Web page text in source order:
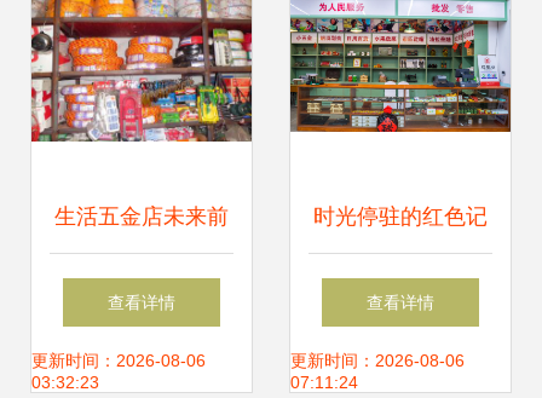
生活五金店未来前
景如何？深度剖析
创业新蓝海，共绘
查看详情
更新时间：2026-08-06
03:32:23
时光停驻的红色记
忆 探访赤峰宁城原
汁原味的老供销社
查看详情
更新时间：2026-08-06
07:11:24